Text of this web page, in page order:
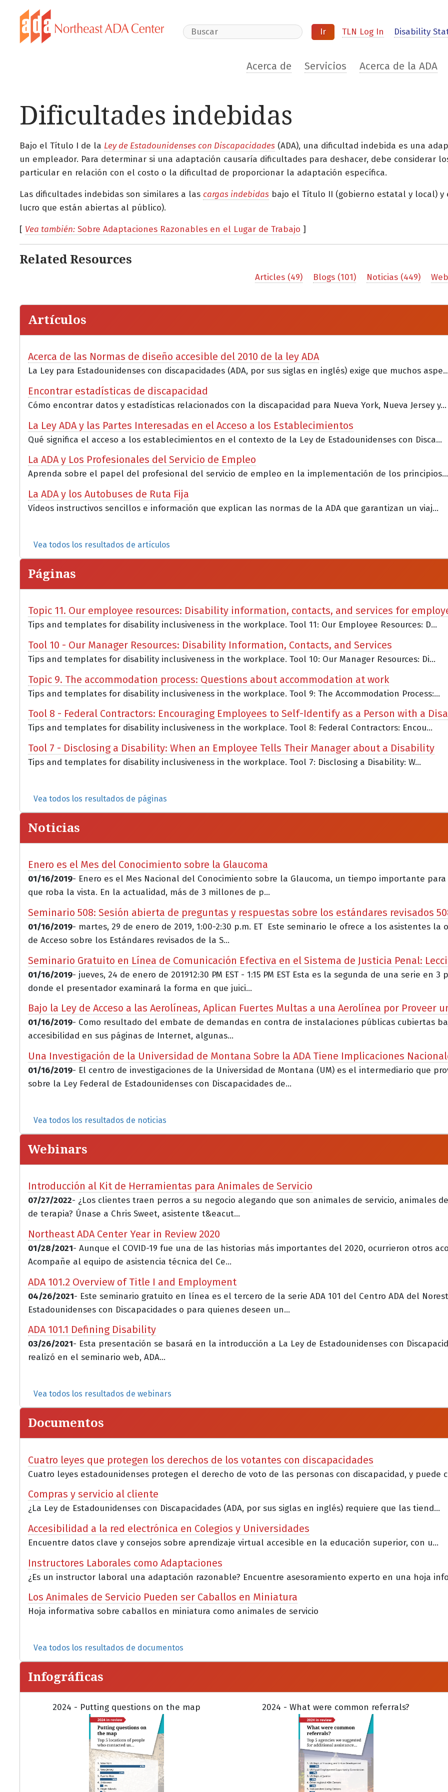
Search Website TLN Log In Disability
Acerca de Servicios Acerca de la ADA
Dificultades indebidas
Bajo el Título I de la Ley de Estadounidenses con Discapacidades (ADA), una dificultad indebida es una
un empleador. Para determinar si una adaptación causaría dificultades para deshacer, debe considerar
particular en relación con el costo o la dificultad de proporcionar la adaptación específica.
Las dificultades indebidas son similares a las cargas indebidas bajo el Título II (gobierno estatal y local) y
lucro que están abiertas al público).
[ Vea también: Sobre Adaptaciones Razonables en el Lugar de Trabajo ]
Related Resources
Articles (49) Blogs (101) Noticias (449)
Artículos
Acerca de las Normas de diseño accesible del 2010 de la ley ADA
La Ley para Estadounidenses con discapacidades (ADA, por sus siglas en inglés) exige que muchos
Encontrar estadísticas de discapacidad
Cómo encontrar datos y estadísticas relacionados con la discapacidad para Nueva York, Nueva Jersey y...
La Ley ADA y las Partes Interesadas en el Acceso a los Establecimientos
Qué significa el acceso a los establecimientos en el contexto de la Ley de Estadounidenses con Disca...
La ADA y Los Profesionales del Servicio de Empleo
Aprenda sobre el papel del profesional del servicio de empleo en la implementación de los principios...
La ADA y los Autobuses de Ruta Fija
Vídeos instructivos sencillos e información que explican las normas de la ADA que garantizan un viaj...
Vea todos los resultados de artículos
Páginas
Topic 11. Our employee resources: Disability information, contacts, and services for
Tips and templates for disability inclusiveness in the workplace. Tool 11: Our Employee Resources: D...
Tool 10 - Our Manager Resources: Disability Information, Contacts, and Services
Tips and templates for disability inclusiveness in the workplace. Tool 10: Our Manager Resources: Di...
Topic 9. The accommodation process: Questions about accommodation at work
Tips and templates for disability inclusiveness in the workplace. Tool 9: The Accommodation Process:...
Tool 8 - Federal Contractors: Encouraging Employees to Self-Identify as a Person with a
Tips and templates for disability inclusiveness in the workplace. Tool 8: Federal Contractors: Encou...
Tool 7 - Disclosing a Disability: When an Employee Tells Their Manager about a Disability
Tips and templates for disability inclusiveness in the workplace. Tool 7: Disclosing a Disability: W...
Vea todos los resultados de páginas
Noticias
Enero es el Mes del Conocimiento sobre la Glaucoma
01/16/2019- Enero es el Mes Nacional del Conocimiento sobre la Glaucoma, un tiempo importante
que roba la vista. En la actualidad, más de 3 millones de p...
Seminario 508: Sesión abierta de preguntas y respuestas sobre los estándares revisados
01/16/2019- martes, 29 de enero de 2019, 1:00-2:30 p.m. ET Este seminario le ofrece a los asistentes
de Acceso sobre los Estándares revisados de la S...
Seminario Gratuito en Línea de Comunicación Efectiva en el Sistema de Justicia Penal:
01/16/2019- jueves, 24 de enero de 201912:30 PM EST - 1:15 PM EST Esta es la segunda de una serie en
donde el presentador examinará la forma en que juici...
Bajo la Ley de Acceso a las Aerolíneas, Aplican Fuertes Multas a una Aerolínea por Proveer
01/16/2019- Como resultado del embate de demandas en contra de instalaciones públicas cubiertas
accesibilidad en sus páginas de Internet, algunas...
Una Investigación de la Universidad de Montana Sobre la ADA Tiene Implicaciones
01/16/2019- El centro de investigaciones de la Universidad de Montana (UM) es el intermediario que
sobre la Ley Federal de Estadounidenses con Discapacidades de...
Vea todos los resultados de noticias
Webinars
Introducción al Kit de Herramientas para Animales de Servicio
07/27/2022- ¿Los clientes traen perros a su negocio alegando que son animales de servicio, animales
de terapia? Únase a Chris Sweet, asistente t&eacut...
Northeast ADA Center Year in Review 2020
01/28/2021- Aunque el COVID-19 fue una de las historias más importantes del 2020, ocurrieron otros
Acompañe al equipo de asistencia técnica del Ce...
ADA 101.2 Overview of Title I and Employment
04/26/2021- Este seminario gratuito en línea es el tercero de la serie ADA 101 del Centro ADA del
Estadounidenses con Discapacidades o para quienes deseen un...
ADA 101.1 Defining Disability
03/26/2021- Esta presentación se basará en la introducción a La Ley de Estadounidenses con
realizó en el seminario web, ADA...
Vea todos los resultados de webinars
Documentos
Cuatro leyes que protegen los derechos de los votantes con discapacidades
Cuatro leyes estadounidenses protegen el derecho de voto de las personas con discapacidad, y puede
Compras y servicio al cliente
¿La Ley de Estadounidenses con Discapacidades (ADA, por sus siglas en inglés) requiere que las tiend...
Accesibilidad a la red electrónica en Colegios y Universidades
Encuentre datos clave y consejos sobre aprendizaje virtual accesible en la educación superior, con u...
Instructores Laborales como Adaptaciones
¿Es un instructor laboral una adaptación razonable? Encuentre asesoramiento experto en una hoja
Los Animales de Servicio Pueden ser Caballos en Miniatura
Hoja informativa sobre caballos en miniatura como animales de servicio
Vea todos los resultados de documentos
Infográficas
2024 - Putting questions on the map 2024 - What were common referrals?